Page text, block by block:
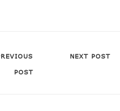
POST
NEXT POST